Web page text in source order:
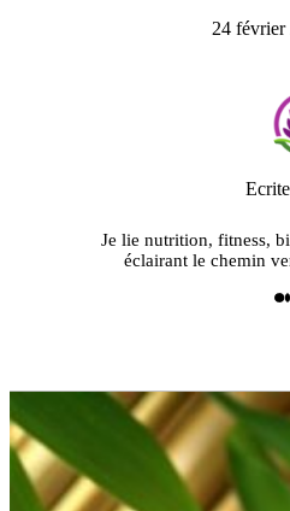
24 février
Je lie nutrition, fitness,
éclairant le chemin